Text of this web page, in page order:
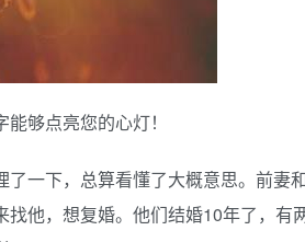
够点亮您的心灯！
一下，总算看懂了大概意思。前妻
他，想复婚。他们结婚10年了，有